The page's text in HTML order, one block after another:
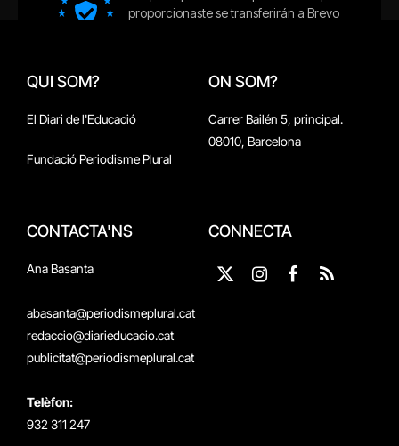
QUI SOM?
El Diari de l'Educació
Fundació Periodisme Plural
ON SOM?
Carrer Bailén 5, principal.
08010, Barcelona
CONTACTA'NS
Ana Basanta
abasanta@periodismeplural.cat
redaccio@diarieducacio.cat
publicitat@periodismeplural.cat
Telèfon:
932 311 247
CONNECTA
X
InstagramFacebook
RSS